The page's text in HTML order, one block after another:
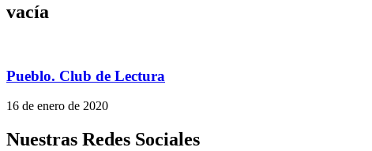
vacía
Pueblo. Club de Lectura
16 de enero de 2020
Nuestras Redes Sociales